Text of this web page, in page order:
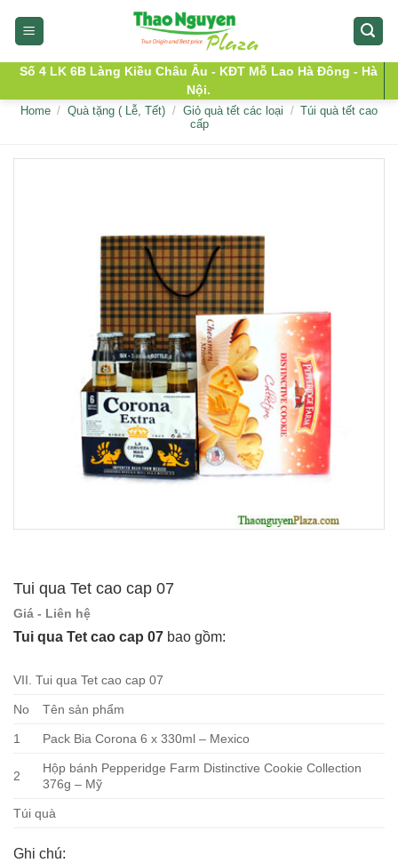
Số 4 LK 6B Làng Kiều Châu Âu - KĐT Mỗ Lao Hà Đông - Hà
Nội.
Home / Quà tặng ( Lễ, Tết) / Giỏ quà tết các loại / Túi quà tết cao
cấp
Tui qua Tet cao cap 07
Giá - Liên hệ
Tui qua Tet cao cap 07 bao gồm:
VII. Tui qua Tet cao cap 07
No Tên sản phẩm
1 Pack Bia Corona 6 x 330ml – Mexico
2
Hộp bánh Pepperidge Farm Distinctive Cookie Collection
376g – Mỹ
Túi quà
Ghi chú: